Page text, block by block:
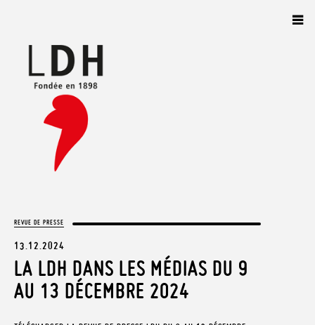
REVUE DE PRESSE
13.12.2024
LA LDH DANS LES MÉDIAS DU 9
AU 13 DÉCEMBRE 2024